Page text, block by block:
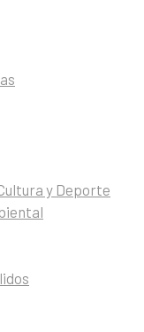
y Deporte